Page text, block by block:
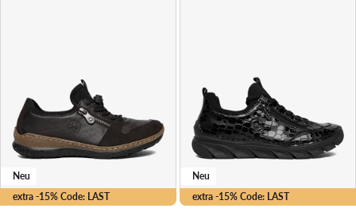
extra -15% Code: LAST
Neu
extra -15% Code: LAST
Neu